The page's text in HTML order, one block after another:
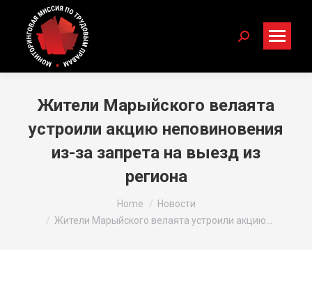
Search:
Жители Марыйского велаята
устроили акцию неповиновения
из-за запрета на выезд из
региона
Home
Новости
Жители Марыйского велаята устроили акцию…